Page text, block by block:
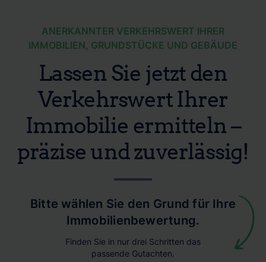
ANERKANNTER VERKEHRSWERT IHRER
IMMOBILIEN, GRUNDSTÜCKE UND GEBÄUDE
Lassen Sie jetzt den
Verkehrswert Ihrer
Immobilie ermitteln –
präzise und zuverlässig!
Bitte wählen Sie den Grund für Ihre
Immobilienbewertung.
Finden Sie in nur drei Schritten das
passende Gutachten.